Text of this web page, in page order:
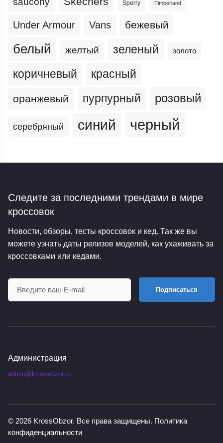
Sperry Timberland
Under Armour Vans бежевый
белый желтый зеленый золото
коричневый красный
оранжевый пурпурный розовый
серебряный синий черный
Следите за последними трендами в мире
кроссовок
Новости, обзоры, тесты кроссовок и кед. Так же вы
можете узнать даты релизов моделей, как ухаживать за
кроссовками или кедами.
Подписаться
Администрация
admin@krossobzor.ru
© 2026 KrossObzor. Все права защищены. Политика
конфиденциальности